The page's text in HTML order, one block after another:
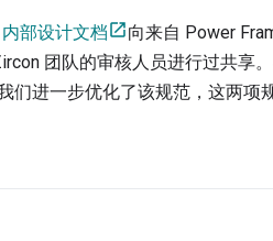
部设计文档
向来自 Power
团队的审核人员进行过共享
们进一步优化了该规范，这两项